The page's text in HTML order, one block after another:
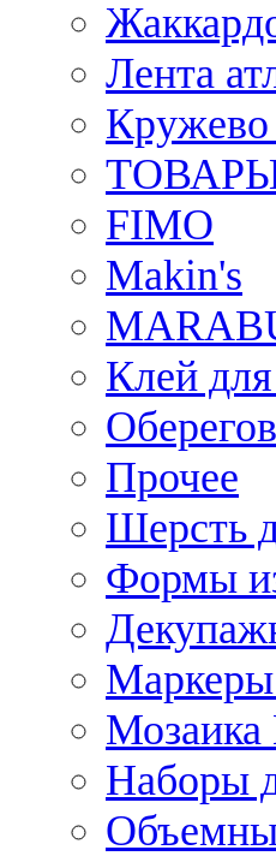
Лента
FIMO
Makin's
Клей
Прочее
Шерсть
Формы
Наборы